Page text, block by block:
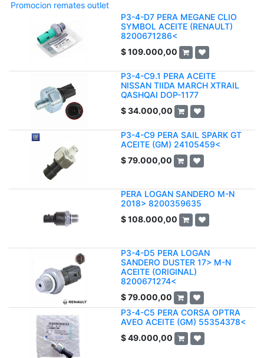
Promocion remates outlet
P3-4-D7 PERA MEGANE CLIO
SYMBOL ACEITE (RENAULT)
8200671286<
$109.000,00
P3-4-C9.1 PERA ACEITE
NISSAN TIIDA MARCH XTRAIL
QASHQAI DOP-1177
$34.000,00
P3-4-C9 PERA SAIL SPARK GT
ACEITE (GM) 24105459<
$79.000,00
PERA LOGAN SANDERO M-N
2018> 8200359635
$108.000,00
P3-4-D5 PERA LOGAN
SANDERO DUSTER 17> M-N
ACEITE (ORIGINAL)
8200671274<
$79.000,00
P3-4-C5 PERA CORSA OPTRA
AVEO ACEITE (GM) 55354378<
$49.000,00